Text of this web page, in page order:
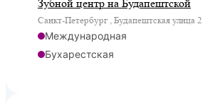
Зубной центр на Будапештской
Санкт-Петербург , Будапештская улица 2
Международная
Бухарестская